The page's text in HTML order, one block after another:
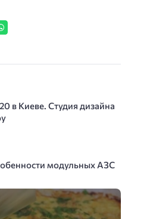
в Киеве. Студия дизайна
модульных АЗС